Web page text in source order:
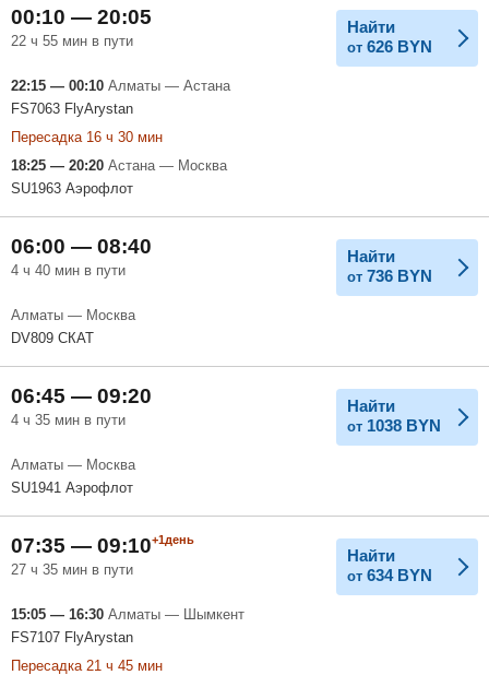
00:10 — 20:05
22 ч 55 мин в пути
Найти
от 626 BYN
22:15 — 00:10 Алматы — Астана
FS7063 FlyArystan
Пересадка 16 ч 30 мин
18:25 — 20:20 Астана — Москва
SU1963 Аэрофлот
06:00 — 08:40
4 ч 40 мин в пути
Найти
от 736 BYN
Алматы — Москва
DV809 СКАТ
06:45 — 09:20
4 ч 35 мин в пути
Найти
от 1038 BYN
Алматы — Москва
SU1941 Аэрофлот
07:35 — 09:10+1день
27 ч 35 мин в пути
Найти
от 634 BYN
15:05 — 16:30 Алматы — Шымкент
FS7107 FlyArystan
Пересадка 21 ч 45 мин